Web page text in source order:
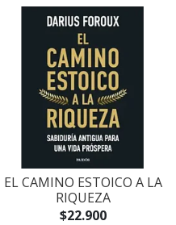
EL CAMINO ESTOICO A LA
RIQUEZA
$22.900